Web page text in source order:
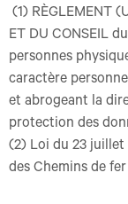
(1) RÈGLEMENT
ET DU CONSEIL
personnes
caractère
et abrogeant la
protection des
(2) Loi du 23 juillet
des Chemins de